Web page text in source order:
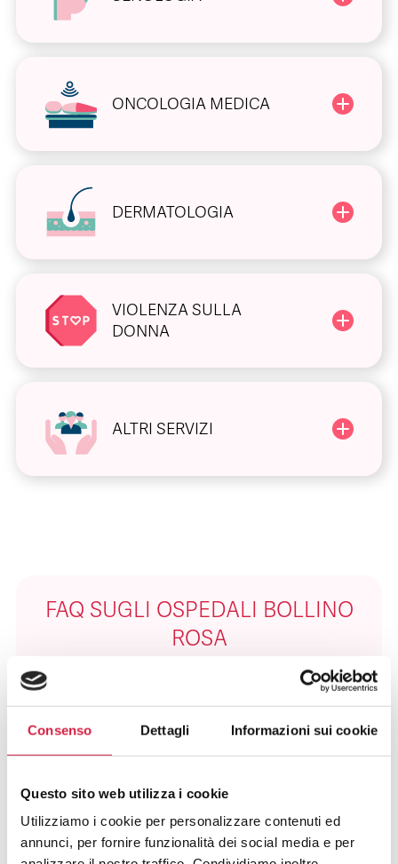
Consenso Dettagli Informazioni sui cookie
Questo sito web utilizza i cookie
Utilizziamo i cookie per personalizzare contenuti ed
annunci, per fornire funzionalità dei social media e per
ONCOLOGIA MEDICA
DERMATOLOGIA
VIOLENZA SULLA
DONNA
ALTRI SERVIZI
FAQ SUGLI OSPEDALI BOLLINO
ROSA
Cosa Sono Gli Ospedali Bollino Rosa?
Come Viene Assegnato Il Bollino
Rosa?
Come Riconosco Un Ospedale Bollino
Rosa?